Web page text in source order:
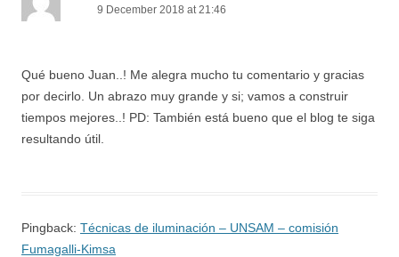
9 December 2018 at 21:46
Qué bueno Juan..! Me alegra mucho tu comentario y gracias
por decirlo. Un abrazo muy grande y si; vamos a construir
tiempos mejores..! PD: También está bueno que el blog te siga
resultando útil.
Pingback: Técnicas de iluminación – UNSAM – comisión
Fumagalli-Kimsa